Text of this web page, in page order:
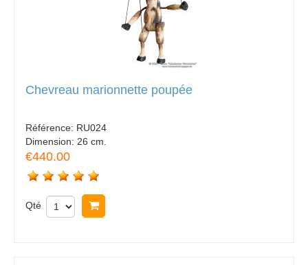
Chevreau marionnette poupée
Référence: RU024
Dimension: 26 cm.
€440.00
Qté